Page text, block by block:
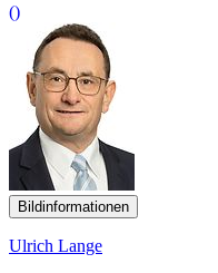
()
Bildinformationen
Ulrich Lange